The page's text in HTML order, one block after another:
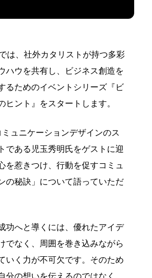
は、社外カタリストが持つ多彩
ハウを共有し、ビジネス創造を
るためのイベントシリーズ『ビ
ヒント』をスタートします。
ュニケーションデザインのス
である児玉秀明氏をゲストに迎
を惹きつけ、行動を促すコミュ
の秘訣」について語っていただ
功へと導くには、優れたアイデ
でなく、周囲を巻き込みながら
いく力が不可欠です。そのため